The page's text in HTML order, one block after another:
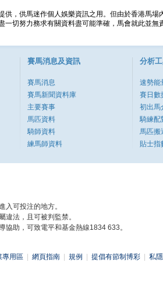
供，供馬迷作個人娛樂資訊之用。但由於香港馬
一切努力務求有關資料盡可能準確，馬會就此並
賽馬消息及資訊
賽馬消息
賽馬新聞資料庫
主要賽事
馬匹資料
騎師資料
練馬師資料
分析
速勢能
賽日數
初出馬
騎練配
馬匹搬
貼士指
入可投注的地方。
違法，且可被判監禁。
協助，可致電平和基金熱線1834 633。
專用區 網頁指南 規例 提倡有節制博彩 私